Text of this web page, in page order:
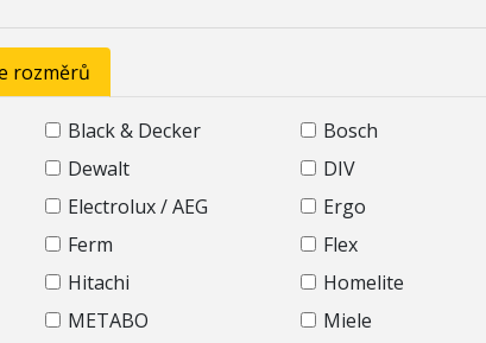
rozměrů
Black & Decker Bosch
Dewalt DIV
Electrolux / AEG Ergo
Ferm Flex
Hitachi Homelite
METABO Miele